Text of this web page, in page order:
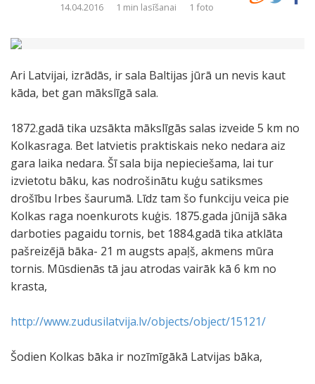
14.04.2016 1 min lasīšanai 1 foto
Ari Latvijai, izrādās, ir sala Baltijas jūrā un nevis kaut
kāda, bet gan mākslīgā sala.
1872.gadā tika uzsākta mākslīgās salas izveide 5 km no
Kolkasraga. Bet latvietis praktiskais neko nedara aiz
gara laika nedara. Šī sala bija nepieciešama, lai tur
izvietotu bāku, kas nodrošinātu kuģu satiksmes
drošību Irbes šaurumā. Līdz tam šo funkciju veica pie
Kolkas raga noenkurots kuģis. 1875.gada jūnijā sāka
darboties pagaidu tornis, bet 1884.gadā tika atklāta
pašreizējā bāka- 21 m augsts apaļš, akmens mūra
tornis. Mūsdienās tā jau atrodas vairāk kā 6 km no
krasta,
http://www.zudusilatvija.lv/objects/object/15121/
Šodien Kolkas bāka ir nozīmīgākā Latvijas bāka,